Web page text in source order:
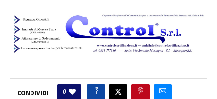
CONDIVIDI 0